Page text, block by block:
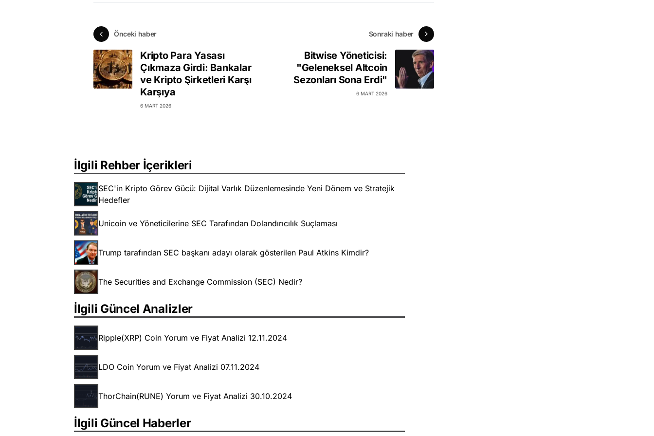
Önceki haber
Kripto Para Yasası
Çıkmaza Girdi: Bankalar
ve Kripto Şirketleri Karşı
Karşıya
6 MART 2026
Sonraki haber
Bitwise Yöneticisi:
"Geleneksel Altcoin
Sezonları Sona Erdi"
6 MART 2026
İlgili Rehber İçerikleri
SEC'in Kripto Görev Gücü: Dijital Varlık Düzenlemesinde Yeni Dönem ve Stratejik
Hedefler
Unicoin ve Yöneticilerine SEC Tarafından Dolandırıcılık Suçlaması
Trump tarafından SEC başkanı adayı olarak gösterilen Paul Atkins Kimdir?
The Securities and Exchange Commission (SEC) Nedir?
İlgili Güncel Analizler
Ripple(XRP) Coin Yorum ve Fiyat Analizi 12.11.2024
LDO Coin Yorum ve Fiyat Analizi 07.11.2024
ThorChain(RUNE) Yorum ve Fiyat Analizi 30.10.2024
İlgili Güncel Haberler